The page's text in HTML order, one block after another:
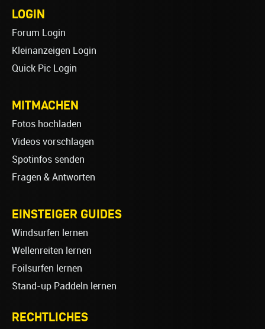
LOGIN
Forum Login
Kleinanzeigen Login
Quick Pic Login
MITMACHEN
Fotos hochladen
Videos vorschlagen
Spotinfos senden
Fragen & Antworten
EINSTEIGER GUIDES
Windsurfen lernen
Wellenreiten lernen
Foilsurfen lernen
Stand-up Paddeln lernen
RECHTLICHES